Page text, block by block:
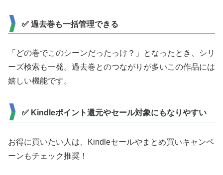
✅ 過去巻も一括管理できる
「どの巻でこのシーンだったっけ？」となったとき、シリ
ーズ検索も一発。過去巻とのつながりが多いこの作品には
嬉しい機能です。
✅ Kindleポイント還元やセール対象にもなりやすい
お得に買いたい人は、Kindleセールやまとめ買いキャンペ
ーンもチェック推奨！